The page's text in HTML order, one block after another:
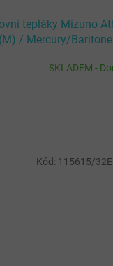
tepláky Mizuno
/ Mercury/
SKLADEM -
Kód: 115615/